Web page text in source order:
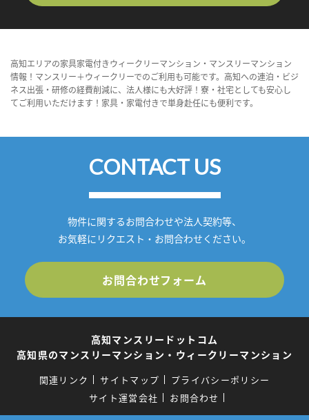
高知エリアの家具家電付きウィークリーマンション・マンスリーマンション
情報！マンスリー＋ウィークリーでのご利用も可能です。高知への連泊・ビジ
ネス出張・研修の経費削減に、法人様にも大好評！寮・社宅としても安心し
てご利用いただけます！家具・家電付きで単身赴任にも便利です。
CONTACT US
物件に関するお問合わせや法人契約等、
お気軽にリクエスト・お問合わせください。
お問合わせフォーム
高知マンスリードットコム
高知県のマンスリーマンション・ウィークリーマンション
関連リンク サイトマップ
プライバシーポリシー
サイト運営会社
お問合わせ